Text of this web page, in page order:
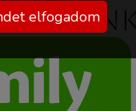
elfogadom